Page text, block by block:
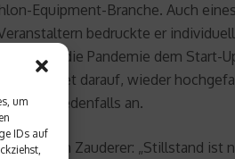
um
IDs auf
Equipment-Branche. Auch
bedruckte er
als die Pandemie dem Start-
wartet darauf, wieder
jedenfalls an.
kein Zauderer: „Stillstand ist